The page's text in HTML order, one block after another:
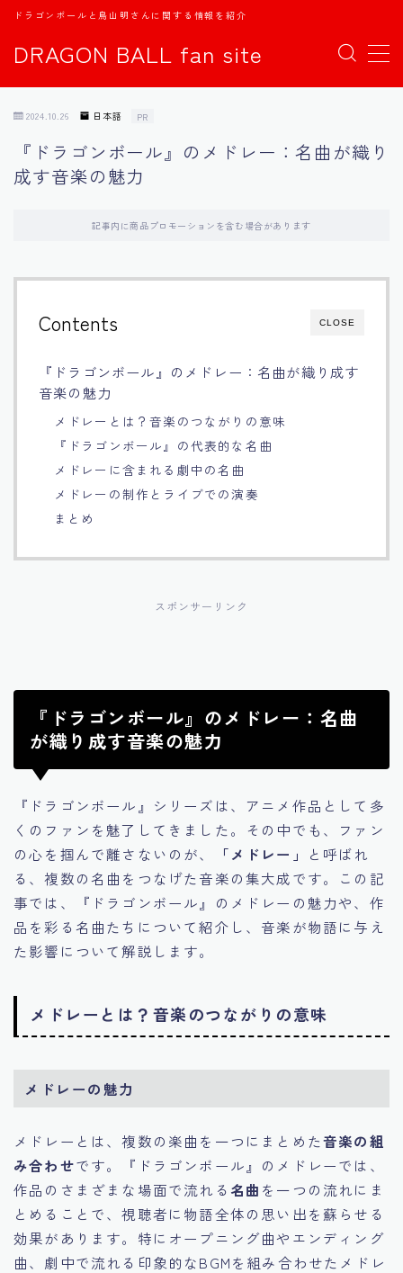
DRAGON BALL fan site
ドラゴンボールと鳥山明さんに関する情報を紹介
MENU
日本語
中文
Español
اللغة العربية
Français
Bahasa Indonesia
Português
2024.10.26 日本語 PR
『ドラゴンボール』のメドレー：名曲が織り
成す音楽の魅力
記事内に商品プロモーションを含む場合があります
CLOSE
Contents
『ドラゴンボール』のメドレー：名曲が織り成す
音楽の魅力
メドレーとは？音楽のつながりの意味
『ドラゴンボール』の代表的な名曲
メドレーに含まれる劇中の名曲
メドレーの制作とライブでの演奏
まとめ
スポンサーリンク
『ドラゴンボール』のメドレー：名曲
が織り成す音楽の魅力
『ドラゴンボール』シリーズは、アニメ作品として多
くのファンを魅了してきました。その中でも、ファン
の心を掴んで離さないのが、
「メドレー」
と呼ばれ
る、複数の名曲をつなげた音楽の集大成です。この記
事では、『ドラゴンボール』のメドレーの魅力や、作
品を彩る名曲たちについて紹介し、音楽が物語に与え
た影響について解説します。
メドレーとは？音楽のつながりの意味
メドレーの魅力
メドレーとは、複数の楽曲を一つにまとめた音楽の組
み合わせです。『ドラゴンボール』のメドレーでは、
作品のさまざまな場面で流れる 名曲 を一つの流れにま
とめることで、視聴者に物語全体の思い出を蘇らせる
効果があります。特にオープニング曲やエンディング
曲、劇中で流れる印象的なBGMを組み合わせたメドレ